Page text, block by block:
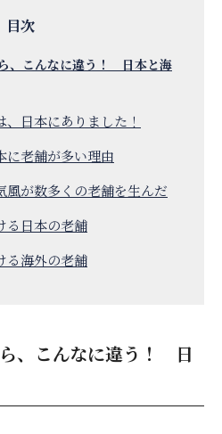
、こんなに違う！ 日本と海
日本にありました！
に老舗が多い理由
風が数多くの老舗を生んだ
る日本の老舗
る海外の老舗
、こんなに違う！ 日